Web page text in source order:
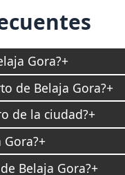
Gora?
de Belaja Gora?
de la ciudad?
Belaja Gora?